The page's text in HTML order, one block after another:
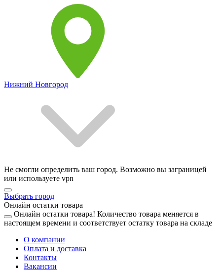
Нижний Новгород
Не смогли определить ваш город. Возможно вы заграницей
или используете vpn
Выбрать город
Онлайн остатки товара
Онлайн остатки товара! Количество товара меняется в
настоящем времени и соответствует остатку товара на складе
О компании
Оплата и доставка
Контакты
Вакансии